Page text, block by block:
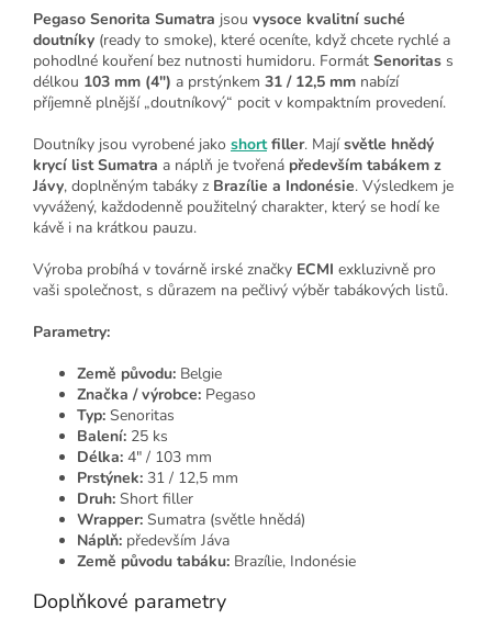
Pegaso Senorita Sumatra jsou vysoce kvalitní suché
doutníky (ready to smoke), které oceníte, když chcete rychlé a
pohodlné kouření bez nutnosti humidoru. Formát Senoritas s
délkou 103 mm (4") a prstýnkem 31 / 12,5 mm nabízí
příjemně plnější „doutníkový“ pocit v kompaktním provedení.
Doutníky jsou vyrobené jako shortfiller. Mají světle hnědý
krycí list Sumatra a náplň je tvořená především tabákem z
Jávy, doplněným tabáky z Brazílie a Indonésie. Výsledkem je
vyvážený, každodenně použitelný charakter, který se hodí ke
kávě i na krátkou pauzu.
Výroba probíhá v továrně irské značky ECMI exkluzivně pro
vaši společnost, s důrazem na pečlivý výběr tabákových listů.
Parametry:
Země původu: Belgie
Značka / výrobce: Pegaso
Typ: Senoritas
Balení: 25 ks
Délka: 4" / 103 mm
Prstýnek: 31 / 12,5 mm
Druh: Short filler
Wrapper: Sumatra (světle hnědá)
Náplň: především Jáva
Země původu tabáku: Brazílie, Indonésie
Doplňkové parametry